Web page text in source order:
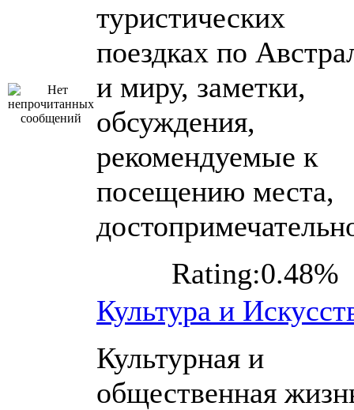
туристических
поездках по
и миру, заметки,
обсуждения,
рекомендуемые к
посещению места,
Rating:0.48%
Культура и
Культурная и
общественная